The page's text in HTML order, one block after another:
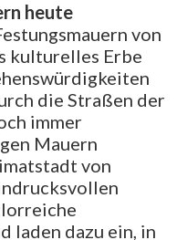
heute
von
kulturelles Erbe
die Straßen der
immer
Mauern
von
laden dazu ein, in